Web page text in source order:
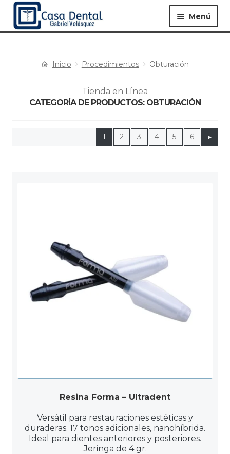
Menú
Equipos ▸ Materiales ▸
Productos Destacados ▸
Ofertas y Promociones ▸
Nuevos Lanzamientos ▸
Inicio Procedimientos Obturación
Tienda en Línea
CATEGORÍA DE PRODUCTOS: OBTURACIÓN
1 2 3 4 5 6 ▸
Resina Forma – Ultradent
Versátil para restauraciones estéticas y
duraderas. 17 tonos adicionales, nanohíbrida.
Ideal para dientes anteriores y posteriores.
Jeringa de 4 gr.